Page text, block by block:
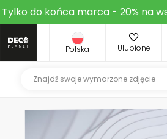
Tylko do końca marca - 20% na
Polska Ulubione